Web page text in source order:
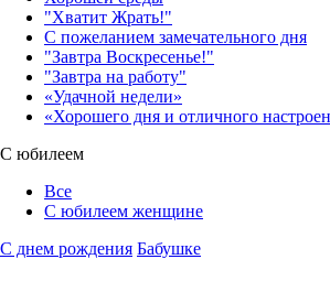
"Хватит Жрать!"
С пожеланием замечательного дня
"Завтра Воскресенье!"
"Завтра на работу"
«Удачной недели»‎
«Хорошего дня и отличного
С юбилеем
Все
С юбилеем женщине
С днем рождения Бабушке